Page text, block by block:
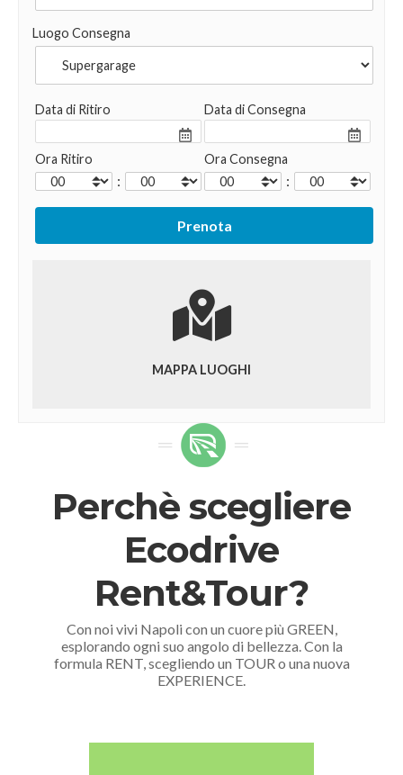
Luogo Consegna
Data di Ritiro
Ora Ritiro
:
Data di Consegna
Ora Consegna
:
MAPPA LUOGHI
Perchè scegliere
Ecodrive
Rent&Tour?
Con noi vivi Napoli con un cuore più GREEN,
esplorando ogni suo angolo di bellezza. Con la
formula RENT, scegliendo un TOUR o una nuova
EXPERIENCE.